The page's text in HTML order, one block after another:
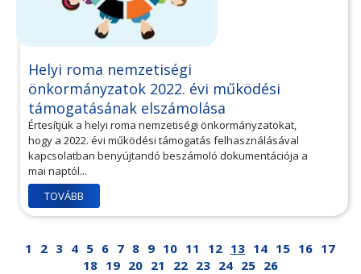
Helyi roma nemzetiségi
önkormányzatok 2022. évi működési
támogatásának elszámolása
Értesítjük a helyi roma nemzetiségi önkormányzatokat,
hogy a 2022. évi működési támogatás felhasználásával
kapcsolatban benyújtandó beszámoló dokumentációja a
mai naptól...
TOVÁBB
1 2 3 4 5 6 7 8 9 10 11 12 13 14 15 16 17
18 19 20 21 22 23 24 25 26